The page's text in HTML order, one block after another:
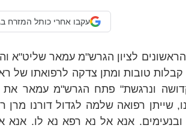
עקבו אחרי כותל המזרח
לציון הגרש"מ עמאר שליט"א
טובות ומתן צדקה לרפואתו של
ונרגשת" פתח הגרש"מ עמאר את
שייתן רפואה שלמה לגדול דורנו
ובנעימים. אנא אל נא רפא נא לו.